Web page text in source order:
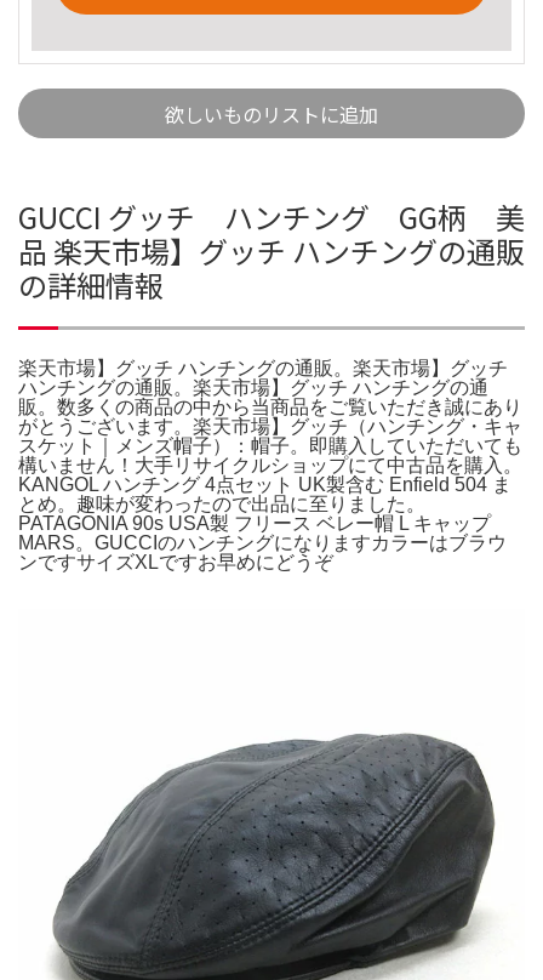
欲しいものリストに追加
GUCCI グッチ ハンチング GG柄 美
品 楽天市場】グッチ ハンチングの通販
の詳細情報
楽天市場】グッチ ハンチングの通販。楽天市場】グッチ
ハンチングの通販。楽天市場】グッチ ハンチングの通
販。数多くの商品の中から当商品をご覧いただき誠にあり
がとうございます。楽天市場】グッチ（ハンチング・キャ
スケット｜メンズ帽子）：帽子。即購入していただいても
構いません！大手リサイクルショップにて中古品を購入。
KANGOL ハンチング 4点セット UK製含む Enfield 504 ま
とめ。趣味が変わったので出品に至りました。
PATAGONIA 90s USA製 フリース ベレー帽 L キャップ
MARS。GUCCIのハンチングになりますカラーはブラウ
ンですサイズXLですお早めにどうぞ